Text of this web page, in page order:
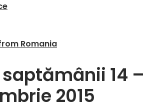
Romania
14 –
2015